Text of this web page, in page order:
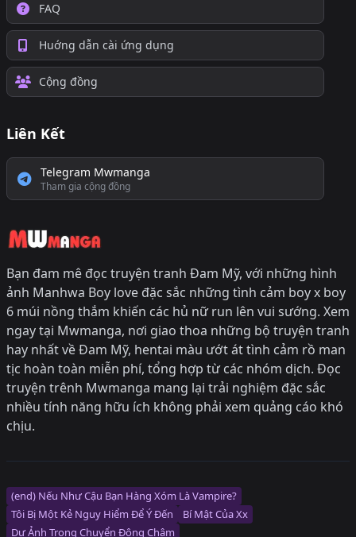
FAQ
Huớng dẫn cài ứng dụng
Cộng đồng
Liên Kết
Telegram Mwmanga
Tham gia cộng đồng
Bạn đam mê đọc truyện tranh Đam Mỹ, với những hình
ảnh Manhwa Boy love đặc sắc những tình cảm boy x boy
6 múi nồng thắm khiến các hủ nữ run lên vui sướng. Xem
ngay tại Mwmanga, nơi giao thoa những bộ truyện tranh
hay nhất về Đam Mỹ, hentai màu ướt át tình cảm rồ man
tịc hoàn toàn miễn phí, tổng hợp từ các nhóm dịch. Đọc
truyện trênh Mwmanga mang lại trải nghiệm đặc sắc
nhiều tính năng hữu ích không phải xem quảng cáo khó
chịu.
(end) Nếu Như Cậu Bạn Hàng Xóm Là Vampire?
Tôi Bị Một Kẻ Nguy Hiểm Để Ý Đến
Bí Mật Của Xx
Dư Ảnh Trong Chuyển Động Chậm